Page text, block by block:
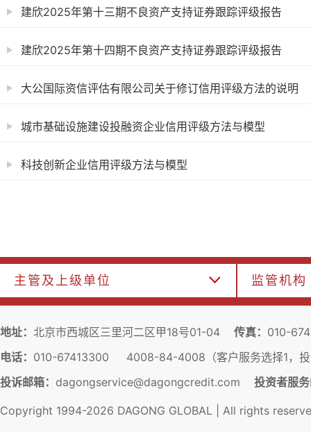
建欣2025年第十三期不良资产支持证券跟踪评级报告
建欣2025年第十四期不良资产支持证券跟踪评级报告
大公国际资信评估有限公司关于修订信用评级方法的说明
城市基础设施建设投融资企业信用评级方法与模型
科技创新企业信用评级方法与模型
主管及上级单位 监管机构
地址： 北京市西城区三里河二区甲18号01-04 传真： 010-
电话： 010-67413300 4008-84-4008（客户服务选择1，投
投诉邮箱： dagongservice@dagongcredit.com 投资者服
Copyright 1994-2026 DAGONG GLOBAL | All rights